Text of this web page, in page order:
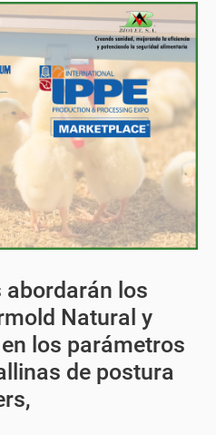
los
Natural y
los parámetros
de postura